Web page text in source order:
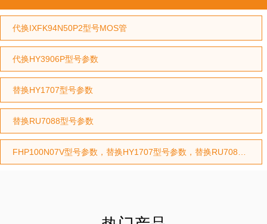
代换IXFK94N50P2型号MOS管
代换HY3906P型号参数
替换HY1707型号参数
替换RU7088型号参数
FHP100N07V型号参数，替换HY1707型号参数，替换RU7088型号参数